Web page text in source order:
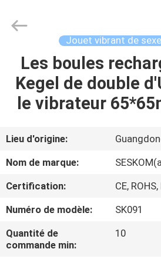
MAISON
PRODUITS
VR
SHOW
A
PROPOS
DE
vibrateur
Fournisseur.
Copyright
Reserved.
Jouet vibrant de
Les boules
Kegel de double
le vibrateur
Lieu d'origine:
Nom de marque:
Certification:
CE,
Numéro de modèle:
SK091
Quantité de
commande min:
10